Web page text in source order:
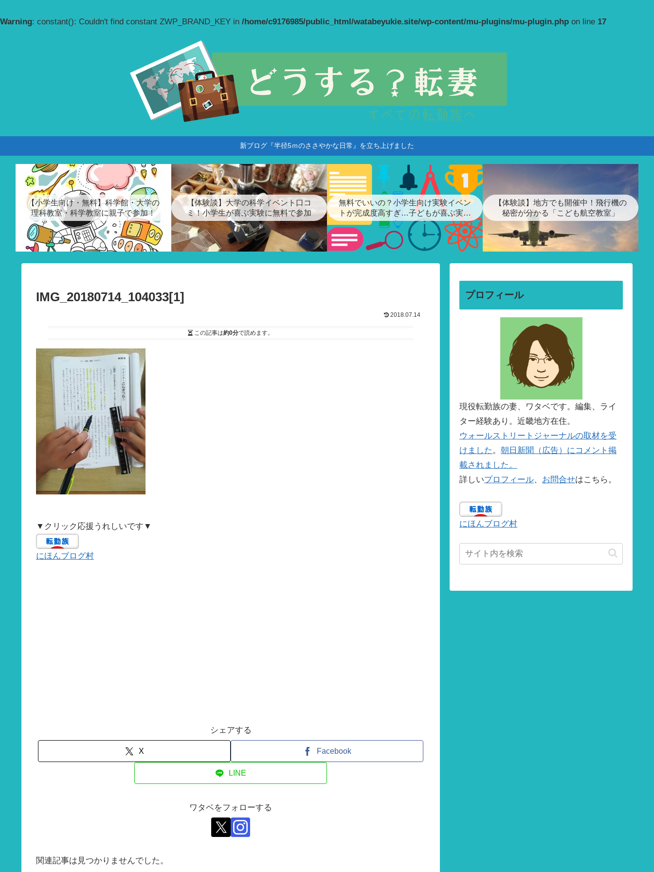
Warning: constant(): Couldn't find constant ZWP_BRAND_KEY in /home/c9176985/public_html/watabeyukie.site/wp-content/mu-plugins/mu-plugin.php on line 17
新ブログ『半径5ｍのささやかな日常』を立ち上げました
【小学生向け・無料】科学館・大学の
理科教室・科学教室に親子で参加！
【体験談】大学の科学イベント口コ
ミ！小学生が喜ぶ実験に無料で参加
無料でいいの？小学生向け実験イベン
トが完成度高すぎ…子どもが喜ぶ実験
ショー
【体験談】地方でも開催中！飛行機の
秘密が分かる「こども航空教室」
IMG_20180714_104033[1]
2018.07.14
この記事は約0分で読めます。
▼クリック応援うれしいです▼
にほんブログ村
シェアする
X Facebook
LINE
ワタベをフォローする
関連記事は見つかりませんでした。
プロフィール
現役転勤族の妻、ワタベです。編集、ライ
ター経験あり。近畿地方在住。
ウォールストリートジャーナルの取材を受
けました。 朝日新聞（広告）にコメント掲
載されました。
詳しいプロフィール、 お問合せはこちら。
にほんブログ村